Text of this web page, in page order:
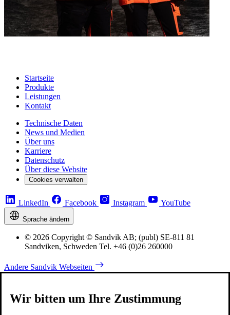
Startseite
Produkte
Leistungen
Kontakt
Technische Daten
News und Medien
Über uns
Karriere
Datenschutz
Über diese Website
Cookies verwalten
LinkedIn Facebook Instagram YouTube
Sprache ändern
© 2026 Copyright © Sandvik AB; (publ) SE-811 81
Sandviken, Schweden Tel. +46 (0)26 260000
Andere Sandvik Webseiten
Wir bitten um Ihre Zustimmung